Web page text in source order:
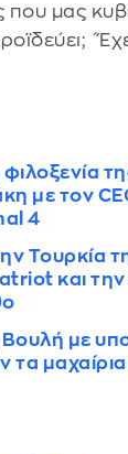
που μας
με τον
4
Τουρκία
και
με
τα